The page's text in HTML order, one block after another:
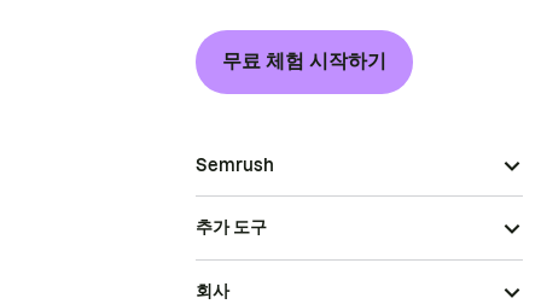
무료 체험 시작하기
Semrush
추가 도구
회사